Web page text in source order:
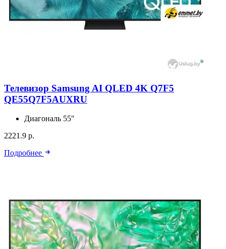
Телевизор Samsung AI QLED 4K Q7F5
QE55Q7F5AUXRU
Диагональ 55″
2221.9 р.
Подробнее